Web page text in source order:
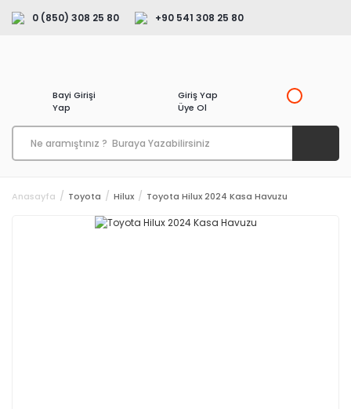
0 (850) 308 25 80 +90 541 308 25 80
Bayi Girişi
Yap
Giriş Yap
Üye Ol
Anasayfa Toyota Hilux Toyota Hilux 2024 Kasa Havuzu